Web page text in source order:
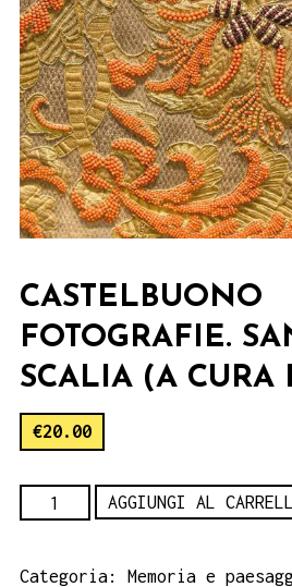
CASTELBUONO
FOTOGRAFIE.
SCALIA (A CURA
€20.00
CASTELBUONO
Sandro
AGGIUNGI AL
Categoria: Memoria e